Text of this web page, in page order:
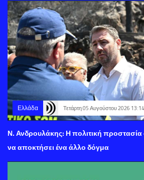
Ελλάδα Τετάρτη 05 Αυγούστου 2026 13:14
Ν. Ανδρουλάκης: Η πολιτική
να αποκτήσει ένα άλλο δόγμα